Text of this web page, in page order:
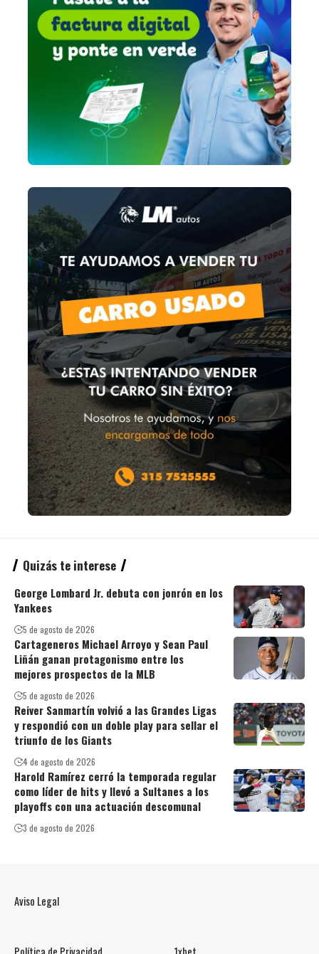
Quizás te interese
George Lombard Jr. debuta con jonrón en los
Yankees
5 de agosto de 2026
Cartageneros Michael Arroyo y Sean Paul
Liñán ganan protagonismo entre los
mejores prospectos de la MLB
5 de agosto de 2026
Reiver Sanmartín volvió a las Grandes Ligas
y respondió con un doble play para sellar el
triunfo de los Giants
4 de agosto de 2026
Harold Ramírez cerró la temporada regular
como líder de hits y llevó a Sultanes a los
playoffs con una actuación descomunal
3 de agosto de 2026
Aviso Legal